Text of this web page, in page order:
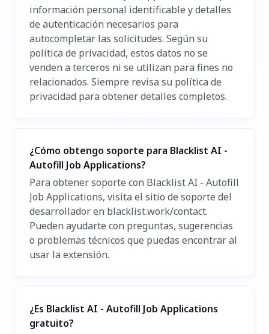
información personal identificable y detalles
de autenticación necesarios para
autocompletar las solicitudes. Según su
política de privacidad, estos datos no se
venden a terceros ni se utilizan para fines no
relacionados. Siempre revisa su política de
privacidad para obtener detalles completos.
¿Cómo obtengo soporte para Blacklist AI -
Autofill Job Applications?
Para obtener soporte con Blacklist AI - Autofill
Job Applications, visita el sitio de soporte del
desarrollador en blacklist.work/contact.
Pueden ayudarte con preguntas, sugerencias
o problemas técnicos que puedas encontrar al
usar la extensión.
¿Es Blacklist AI - Autofill Job Applications
gratuito?